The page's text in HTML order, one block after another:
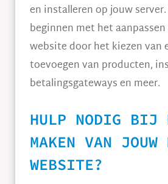
en installeren op jouw
beginnen met het
website door het kiezen van
toevoegen van producten,
betalingsgateways en meer.
HULP NODIG BIJ
MAKEN VAN JOUW
WEBSITE?